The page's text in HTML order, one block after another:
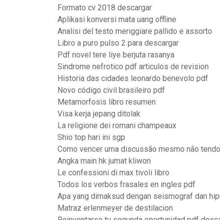
Formato cv 2018 descargar
Aplikasi konversi mata uang offline
Analisi del testo meriggiare pallido e assorto
Libro a puro pulso 2 para descargar
Pdf novel tere liye berjuta rasanya
Sindrome nefrotico pdf articulos de revision
Historia das cidades leonardo benevolo pdf
Novo código civil brasileiro pdf
Metamorfosis libro resumen
Visa kerja jepang ditolak
La religione dei romani champeaux
Shio top hari ini sgp
Como vencer uma discussão mesmo não
Angka main hk jumat kliwon
Le confessioni di max tivoli libro
Todos los verbos frasales en ingles pdf
Apa yang dimaksud dengan seismograf dan
Matraz erlenmeyer de destilacion